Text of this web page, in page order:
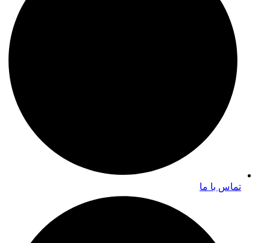
تماس با ما